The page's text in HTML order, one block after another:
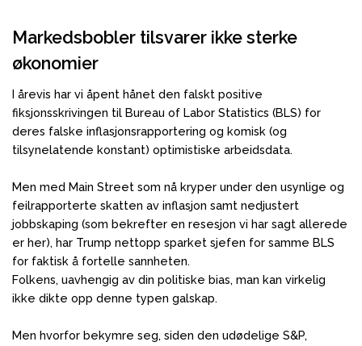
Markedsbobler tilsvarer ikke sterke
økonomier
I årevis har vi åpent hånet den falskt positive
fiksjonsskrivingen til Bureau of Labor Statistics (BLS) for
deres falske inflasjonsrapportering og komisk (og
tilsynelatende konstant) optimistiske arbeidsdata.
Men med Main Street som nå kryper under den usynlige og
feilrapporterte skatten av inflasjon samt nedjustert
jobbskaping (som bekrefter en resesjon vi har sagt allerede
er her), har Trump nettopp sparket sjefen for samme BLS
for faktisk å fortelle sannheten.
Folkens, uavhengig av din politiske bias, man kan virkelig
ikke dikte opp denne typen galskap.
Men hvorfor bekymre seg, siden den udødelige S&P,